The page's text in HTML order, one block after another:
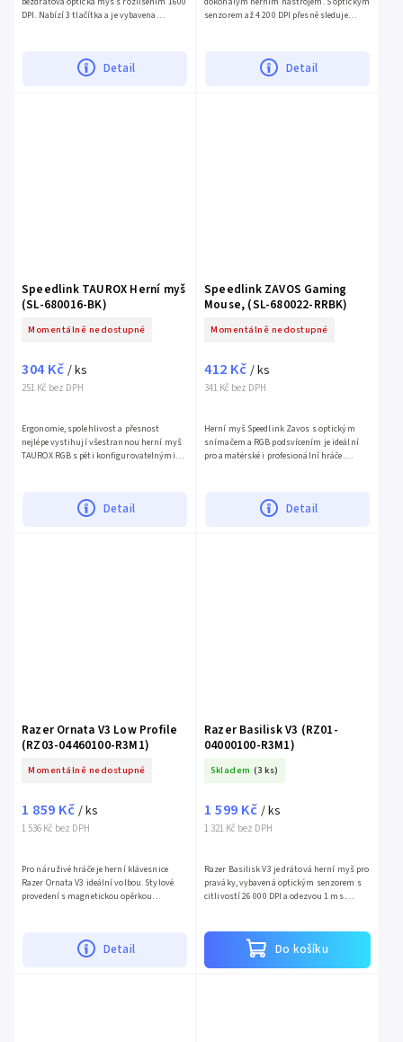
Detail
DPI. Nabízí 3 tlačítka a je vybavena
Detail
senzorem až 4 200 DPI přesně sleduje
Speedlink TAUROX Herní myš
(SL-680016-BK)
Momentálně nedostupné
251 Kč bez DPH
304 Kč / ks
Detail
Ergonomie, spolehlivost a přesnost
nejlépe vystihují všestrannou herní myš
TAUROX RGB s pěti konfigurovatelnými
Speedlink ZAVOS Gaming
Mouse, (SL-680022-RRBK)
Momentálně nedostupné
341 Kč bez DPH
412 Kč / ks
Detail
Herní myš Speedlink Zavos s optickým
snímačem a RGB podsvícením je ideální
pro amatérské i profesionální hráče.
Razer Ornata V3 Low Profile
(RZ03-04460100-R3M1)
Momentálně nedostupné
1 536 Kč bez DPH
1 859 Kč / ks
Detail
Pro náruživé hráče je herní klávesnice
Razer Ornata V3 ideální volbou. Stylové
provedení s magnetickou opěrkou
Razer Basilisk V3 (RZ01-
04000100-R3M1)
Skladem (3 ks)
1 321 Kč bez DPH
1 599 Kč / ks
Do košíku
Razer Basilisk V3 je drátová herní myš pro
praváky, vybavená optickým senzorem s
citlivostí 26 000 DPI a odezvou 1 ms.